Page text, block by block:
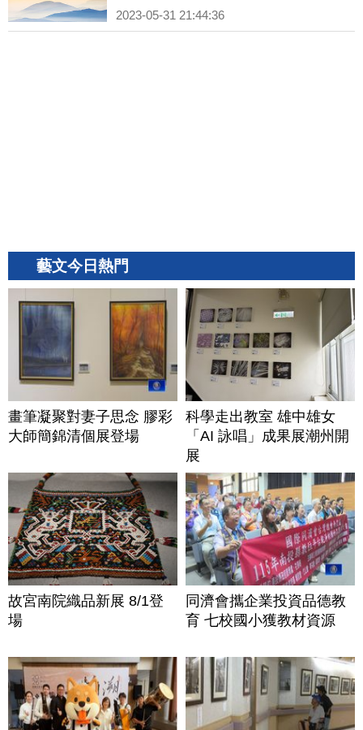
2023-05-31 21:44:36
藝文今日熱門
畫筆凝聚對妻子思念 膠彩
大師簡錦清個展登場
科學走出教室 雄中雄女
「AI 詠唱」成果展潮州開
展
故宮南院織品新展 8/1登
場
同濟會攜企業投資品德教
育 七校國小獲教材資源